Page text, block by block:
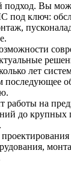
Вы
под ключ:
лет
работы на
до